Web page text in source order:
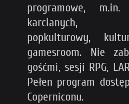
programowe,
karcianych,
popkulturowy,
gamesroom. Nie
gośćmi, sesji RPG,
Pełen program
Coperniconu.